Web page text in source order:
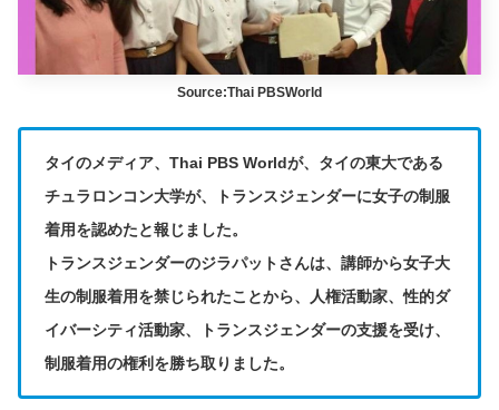
Source:Thai PBSWorld
タイのメディア、Thai PBS Worldが、タイの東大である
チュラロンコン大学が、トランスジェンダーに女子の制服
着用を認めたと報じました。
トランスジェンダーのジラパットさんは、講師から女子大
生の制服着用を禁じられたことから、人権活動家、性的ダ
イバーシティ活動家、トランスジェンダーの支援を受け、
制服着用の権利を勝ち取りました。